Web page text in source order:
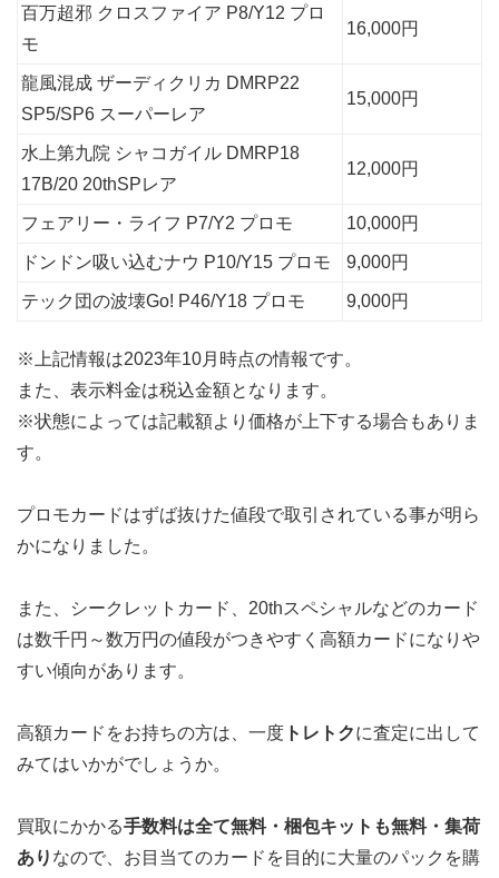
百万超邪 クロスファイア P8/Y12 プロ
モ
16,000円
龍風混成 ザーディクリカ DMRP22
SP5/SP6 スーパーレア
15,000円
水上第九院 シャコガイル DMRP18
17B/20 20thSPレア
12,000円
フェアリー・ライフ P7/Y2 プロモ 10,000円
ドンドン吸い込むナウ P10/Y15 プロモ 9,000円
テック団の波壊Go! P46/Y18 プロモ 9,000円
※上記情報は2023年10月時点の情報です。
また、表示料金は税込金額となります。
※状態によっては記載額より価格が上下する場合もありま
す。
プロモカードはずば抜けた値段で取引されている事が明ら
かになりました。
また、シークレットカード、20thスペシャルなどのカード
は数千円～数万円の値段がつきやすく高額カードになりや
すい傾向があります。
高額カードをお持ちの方は、一度 トレトクに査定に出して
みてはいかがでしょうか。
買取にかかる手数料は全て無料・梱包キットも無料・集荷
あり なので、お目当てのカードを目的に大量のパックを購